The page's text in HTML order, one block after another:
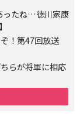
ったね…徳川家康
！第47回放送
らが将軍に相応